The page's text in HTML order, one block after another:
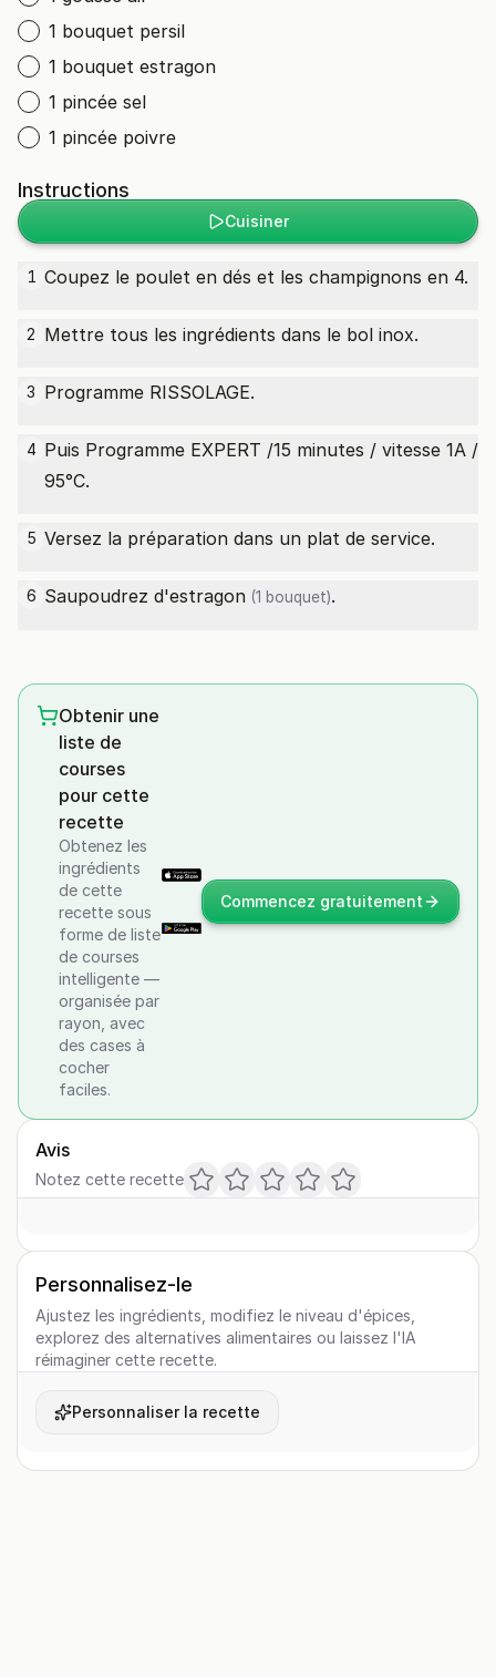
1 bouquet persil
1 bouquet estragon
1 pincée sel
1 pincée poivre
Instructions
Cuisiner
1 Coupez le poulet en dés et les champignons en 4.
2 Mettre tous les ingrédients dans le bol inox.
3 Programme RISSOLAGE.
4 Puis Programme EXPERT /15 minutes / vitesse 1A /
95°C.
5 Versez la préparation dans un plat de service.
6 Saupoudrez d'estragon (1 bouquet).
Obtenir une
liste de
courses
pour cette
recette
Obtenez les
ingrédients
de cette
recette sous
forme de liste
de courses
intelligente —
organisée par
rayon, avec
des cases à
cocher
faciles.
Commencez gratuitement
Avis
Notez cette recette
Personnalisez-le
Ajustez les ingrédients, modifiez le niveau d'épices,
explorez des alternatives alimentaires ou laissez l'IA
réimaginer cette recette.
Personnaliser la recette